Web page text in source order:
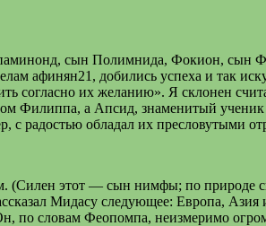
сын Полимнида, Фокион, сын
афинян21, добились успеха и так
согласно их желанию». Я склонен
Филиппа, а Апсид, знаменитый
с радостью обладал их пресловутыми
(Силен этот — сын нимфы; по природе
Мидасу следующее: Европа,
по словам Феопомпа, неизмеримо